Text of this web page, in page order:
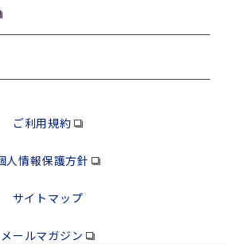
ご利用規約
人情報保護方針
サイトマップ
メールマガジン